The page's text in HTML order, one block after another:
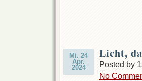
Mi. 24
Apr.
2024
Licht,
Posted by
No